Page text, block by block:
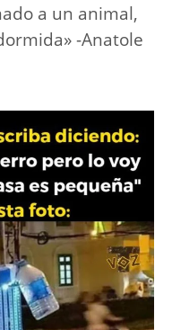
a un animal,
-Anatole